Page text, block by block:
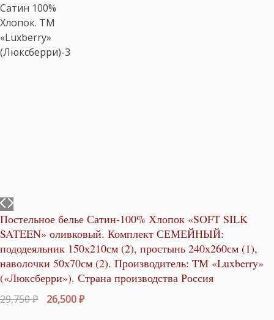
Постельное белье Сатин-100% Хлопок «SOFT SILK
SATEEN» оливковый. Комплект СЕМЕЙНЫЙ:
пододеяльник 150х210см (2), простынь 240х260см (1),
наволочки 50х70см (2). Производитель: ТМ «Luxberry»
(«Люксберри»). Страна производства Россия
29,750₽
Первоначальная
26,500₽Текущая